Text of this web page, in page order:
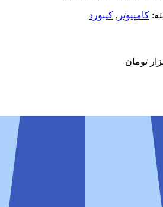
کامپیوتر , کیبورد